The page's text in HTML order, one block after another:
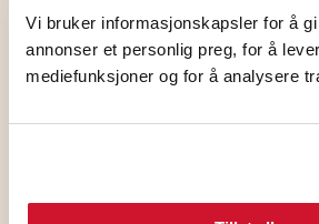
Vi bruker informasjonskapsler for å
annonser et personlig preg, for å
mediefunksjoner og for å analysere
HKs medlemmer på NHO